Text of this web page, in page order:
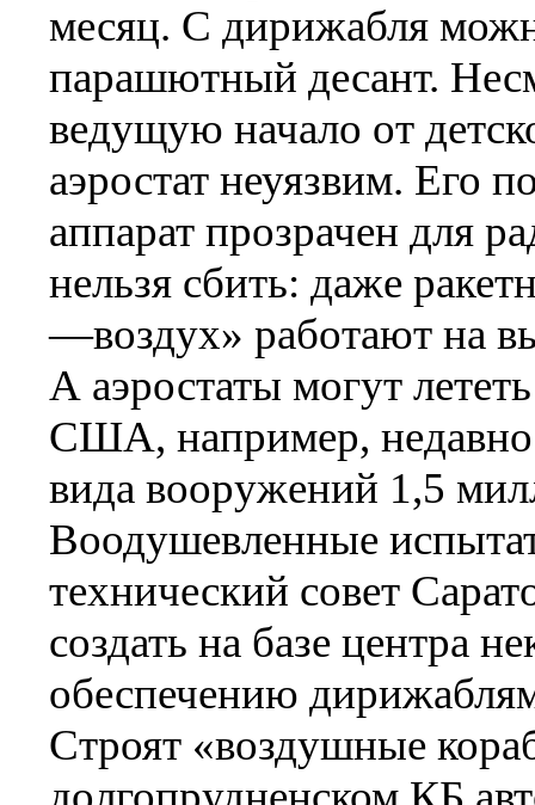
месяц. С дирижабля
парашютный десант.
ведущую начало от
аэростат неуязвим. Его
аппарат прозрачен для
нельзя сбить: даже
—воздух» работают на
А аэростаты могут
США, например, недавно
вида вооружений 1,5
Воодушевленные
технический совет
создать на базе центра
обеспечению
Строят «воздушные